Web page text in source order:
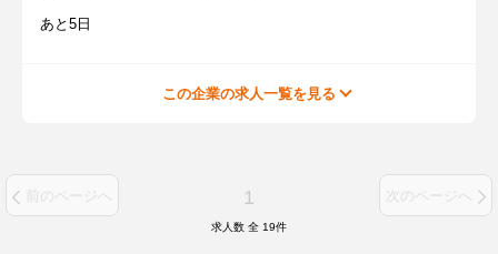
あと5日
この企業の求人一覧を見る
前のページへ 1 次のページへ
求人数 全 19件